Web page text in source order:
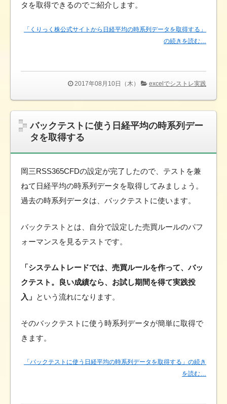
タを取得できるのでご紹介します。
「くりっく株公式サイトから日経平均の時系列データを取得する」
の続きを読む…
2017年08月10日（木） excelでシストレ実践
バックテストに使う日経平均の時系列デー
タを取得する
岡三RSS365CFDの設定が完了したので、テストを兼
ねて日経平均の時系列データを取得してみましょう。
過去の時系列データは、バックテストに使います。
バックテストとは、自分で設定した売買ルールのパフ
ォーマンスを見るテストです。
「システムトレードでは、売買ルールを作って、バッ
クテスト。良い成績なら、お試し期間を得て実践投
入」 という流れになります。
そのバックテストに使う時系列データが簡単に取得で
きます。
「バックテストに使う日経平均の時系列データを取得する」の続き
を読む…